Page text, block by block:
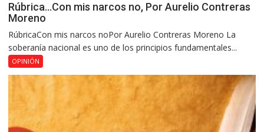
Rúbrica…Con mis narcos no, Por Aurelio Contreras
Moreno
RúbricaCon mis narcos noPor Aurelio Contreras Moreno La
soberanía nacional es uno de los principios fundamentales...
OPINIÓN